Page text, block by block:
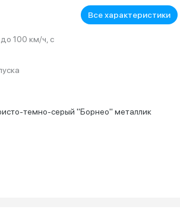
Все характеристики
100 км/ч, с
темно-серый "Борнео" металлик